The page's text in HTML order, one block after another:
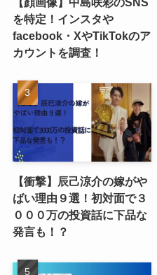
を特定！インスタや
facebook・XやTikTokのア
カウントを調査！
【衝撃】辰己涼介の嫁がや
ばい理由９選！初対面で３
０００万の投資話に下品な
発言も！？